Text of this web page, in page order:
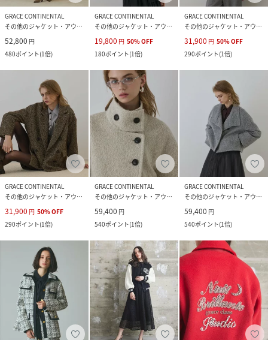
GRACE CONTINENTAL
その他のジャケット・アウター
52,800 円
480ポイント(1倍)
GRACE CONTINENTAL
その他のジャケット・アウター
19,800 円 50%OFF
180ポイント(1倍)
GRACE CONTINENTAL
その他のジャケット・アウター
31,900 円 50%OFF
290ポイント(1倍)
GRACE CONTINENTAL
その他のジャケット・アウター
31,900 円 50%OFF
290ポイント(1倍)
GRACE CONTINENTAL
その他のジャケット・アウター
59,400 円
540ポイント(1倍)
GRACE CONTINENTAL
その他のジャケット・アウター
59,400 円
540ポイント(1倍)